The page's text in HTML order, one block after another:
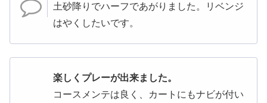
土砂降りでハーフであがりました。リベンジ
はやくしたいです。
楽しくプレーが出来ました。
コースメンテは良く、カートにもナビが付い